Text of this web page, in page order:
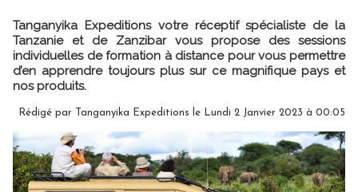
Tanganyika Expeditions votre réceptif spécialiste de la
Tanzanie et de Zanzibar vous propose des sessions
individuelles de formation à distance pour vous permettre
d’en apprendre toujours plus sur ce magnifique pays et
nos produits.
Rédigé par Tanganyika Expeditions le Lundi 2 Janvier 2023 à 00:05